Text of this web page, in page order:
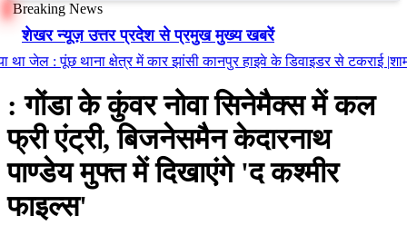
Breaking News
शेखर न्यूज़ उत्तर प्रदेश से प्रमुख मुख्य खबरें
जेल:पूंछ थाना क्षेत्र में कार झांसी कानपुर हाइवे के डिवाइडर से टकराई|शाम
: गोंडा के कुंवर नोवा सिनेमैक्स में कल
फ्री एंट्री, बिजनेसमैन केदारनाथ
पाण्डेय मुफ्त में दिखाएंगे 'द कश्‍मीर
फाइल्‍स'